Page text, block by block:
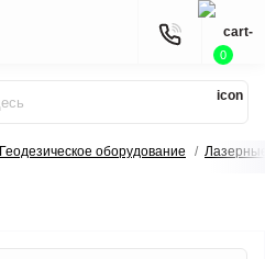
0
Геодезическое оборудование